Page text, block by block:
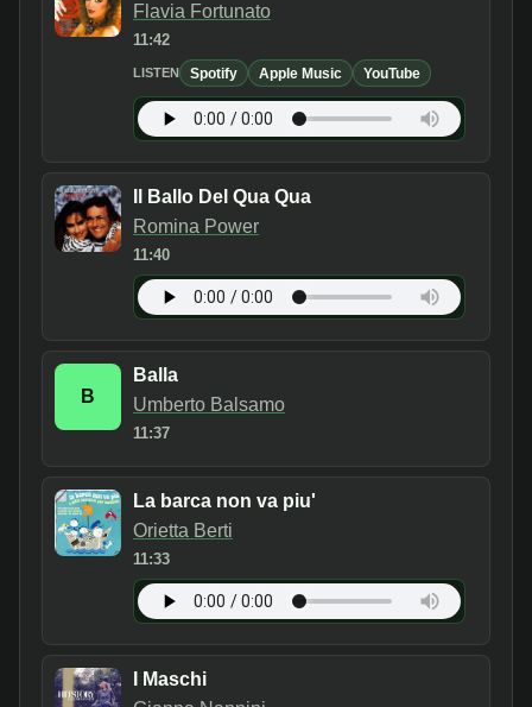
Flavia Fortunato
11:42
LISTEN Spotify Apple Music YouTube
Il Ballo Del Qua Qua
Romina Power
11:40
B
Balla
Umberto Balsamo
11:37
La barca non va piu'
Orietta Berti
11:33
I Maschi